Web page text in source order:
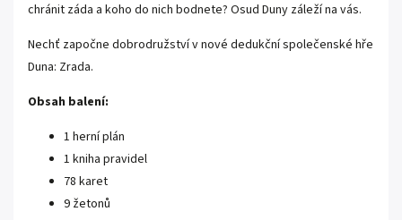
chránit záda a koho do nich bodnete? Osud Duny záleží na vás.
Nechť započne dobrodružství v nové dedukční společenské hře
Duna: Zrada.
Obsah balení:
1 herní plán
1 kniha pravidel
78 karet
9 žetonů